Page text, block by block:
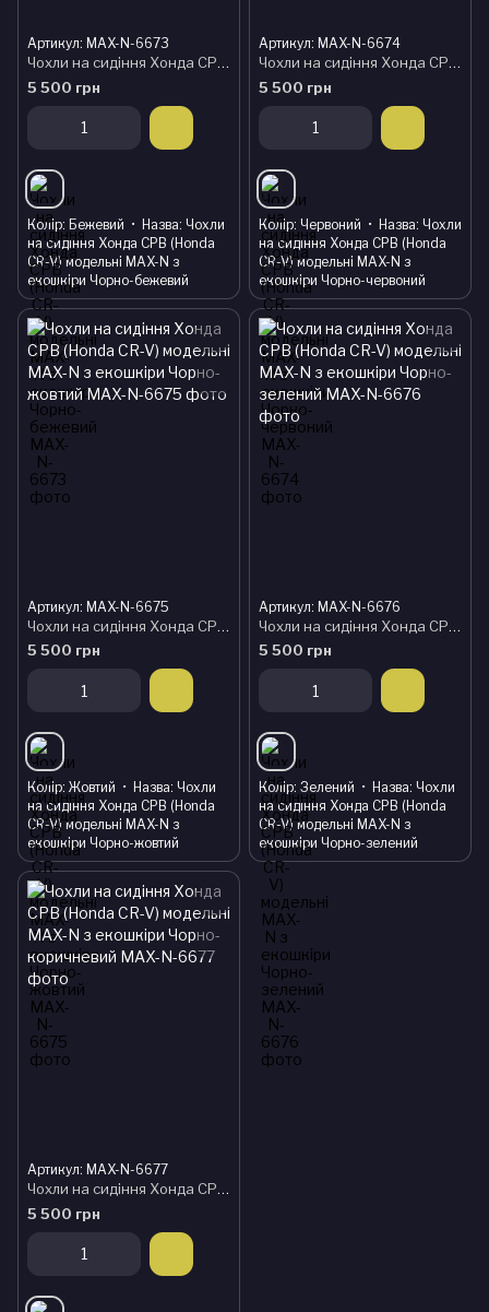
Артикул: MAX-N-6673
Чохли на сидіння Хонда СРВ (Honda CR-V) модельні MAX-N з екошкіри Чорно-бежевий
5 500 грн
Колір Бежевий Назва Чохли
на сидіння Хонда СРВ (Honda
CR-V) модельні MAX-N з
екошкіри Чорно-бежевий
Артикул: MAX-N-6674
Чохли на сидіння Хонда СРВ (Honda CR-V) модельні MAX-N з екошкіри Чорно-червоний
5 500 грн
Колір Червоний Назва Чохли
на сидіння Хонда СРВ (Honda
CR-V) модельні MAX-N з
екошкіри Чорно-червоний
Артикул: MAX-N-6675
Чохли на сидіння Хонда СРВ (Honda CR-V) модельні MAX-N з екошкіри Чорно-жовтий
5 500 грн
Колір Жовтий Назва Чохли
на сидіння Хонда СРВ (Honda
CR-V) модельні MAX-N з
екошкіри Чорно-жовтий
Артикул: MAX-N-6676
Чохли на сидіння Хонда СРВ (Honda CR-V) модельні MAX-N з екошкіри Чорно-зелений
5 500 грн
Колір Зелений Назва Чохли
на сидіння Хонда СРВ (Honda
CR-V) модельні MAX-N з
екошкіри Чорно-зелений
Артикул: MAX-N-6677
Чохли на сидіння Хонда СРВ (Honda CR-V) модельні MAX-N з екошкіри Чорно-коричневий
5 500 грн